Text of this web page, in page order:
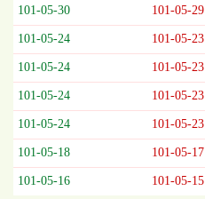
告
事
項
101-05-30 101-05-29
101-05-24 101-05-23
101-05-24 101-05-23
101-05-24 101-05-23
101-05-24 101-05-23
101-05-18 101-05-17
101-05-16 101-05-15